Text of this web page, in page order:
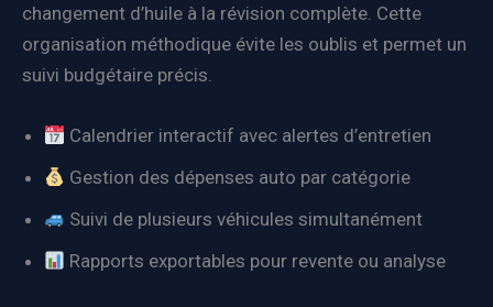
changement d’huile à la révision complète. Cette
organisation méthodique évite les oublis et permet un
suivi budgétaire précis.
Calendrier interactif avec alertes d’entretien
Gestion des dépenses auto par catégorie
Suivi de plusieurs véhicules simultanément
Rapports exportables pour revente ou analyse